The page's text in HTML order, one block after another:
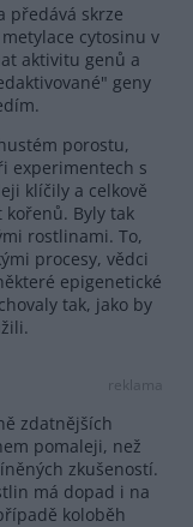
předává skrze
cytosinu v
aktivitu genů a
geny
porostu,
experimentech s
klíčily a celkově
Byly tak
rostlinami. To,
procesy, vědci
epigenetické
tak, jako by
reklama
zdatnějších
pomaleji, než
zkušeností.
má dopad i na
koloběh